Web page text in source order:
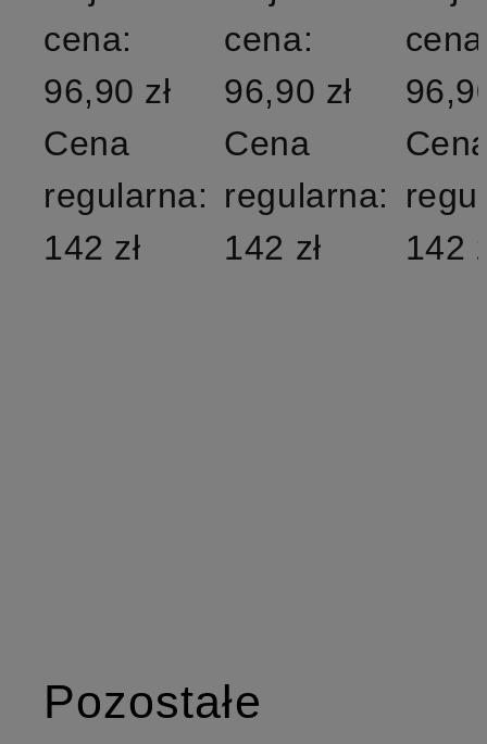
cena:
96,90 zł
Cena
regularna:
142 zł
cena:
96,90 zł
Cena
regularna:
142 zł
142
Pozostałe